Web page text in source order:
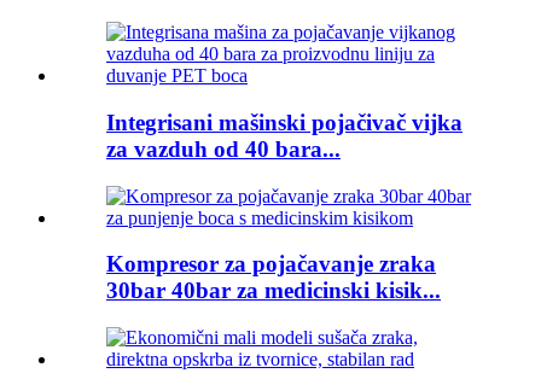
Integrisani mašinski pojačivač vijka
za vazduh od 40 bara...
Kompresor za pojačavanje zraka
30bar 40bar za medicinski kisik...